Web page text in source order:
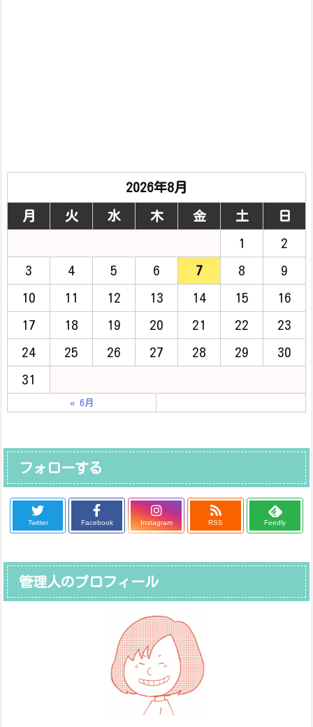
2026年8月
月 火 水 木 金 土 日
1 2
3 4 5 6 7 8 9
10 11 12 13 14 15 16
17 18 19 20 21 22 23
24 25 26 27 28 29 30
31
« 6月
フォローする
Twitter Facebook Instagram RSS Feedly
管理人のプロフィール